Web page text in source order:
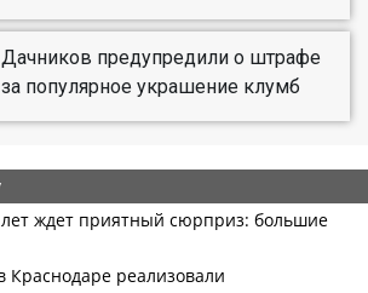
Дачников предупредили о штрафе
за популярное украшение клумб